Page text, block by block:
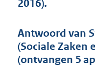
2016).
Antwoord van
(Sociale Zaken
(ontvangen 5